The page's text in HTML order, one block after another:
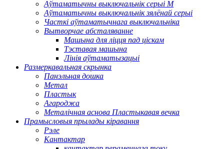
Аўтаматычны выключальнік серыі M
Аўтаматычны выключальнік зялёнай серыі
Часткі аўтаматычнага выключальніка
Вытворчае абсталяванне
Машына для ліцця пад ціскам
Тэставая машына
Лінія аўтаматызацыі
Размеркавальная скрынка
Панэльная дошка
Метал
Пластык
Агароджа
Металічная аснова Пластыкавая вечка
Прамысловыя прылады кіравання
Рэле
Кантактар